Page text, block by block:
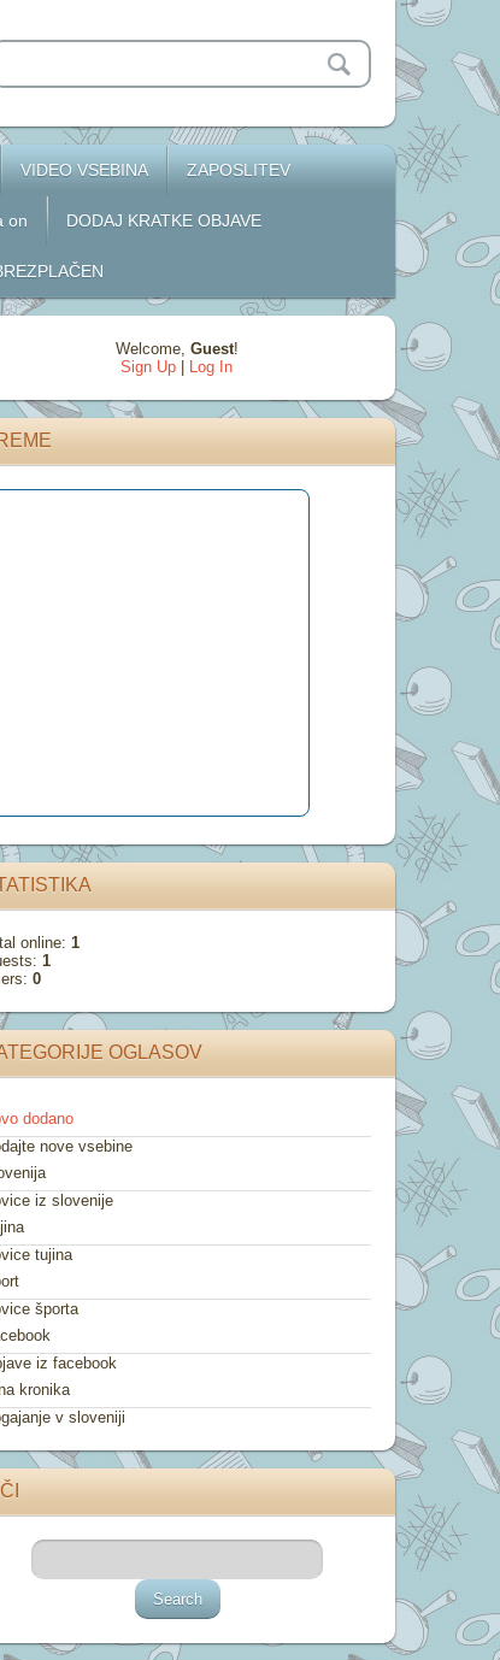
VIDEO VSEBINA ZAPOSLITEV
on DODAJ KRATKE OBJAVE
Welcome, Guest!
Sign Up
Log In
online:1
1
0
OGLASOV
dodano
nove vsebine
iz slovenije
tujina
športa
iz facebook
kronika
v sloveniji